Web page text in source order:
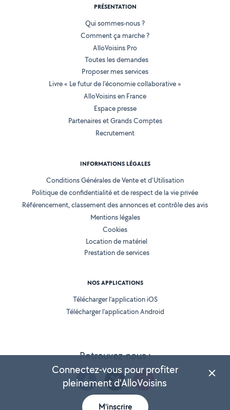
Retrouvez-nous :
PRÉSENTATION
Qui sommes-nous ?
Comment ça marche ?
AlloVoisins Pro
Toutes les demandes
Proposer mes services
Livre « Le futur de l'économie collaborative »
AlloVoisins en France
Espace presse
Partenaires et Grands Comptes
Recrutement
INFORMATIONS LÉGALES
Conditions Générales de Vente et d'Utilisation
Politique de confidentialité et de respect de la vie privée
Référencement, classement des annonces et contrôle des avis
Mentions légales
Cookies
Location de matériel
Prestation de services
NOS APPLICATIONS
Télécharger l’application iOS
Télécharger l’application Android
Connectez-vous pour profiter
pleinement d'AlloVoisins
M'inscrire